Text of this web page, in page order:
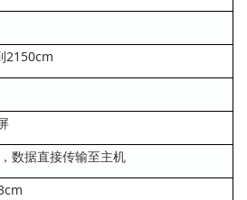
2150cm
数据直接传输至主机